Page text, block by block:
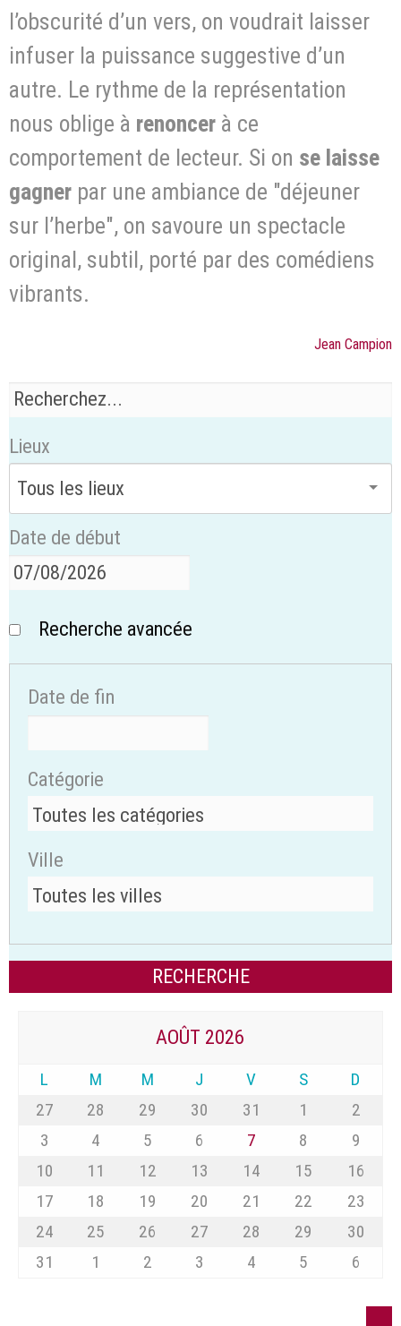
l’obscurité d’un vers, on voudrait laisser
infuser la puissance suggestive d’un
autre. Le rythme de la représentation
nous oblige à renoncer à ce
comportement de lecteur. Si on se laisse
gagner par une ambiance de "déjeuner
sur l’herbe", on savoure un spectacle
original, subtil, porté par des comédiens
vibrants.
Jean Campion
Lieux
Date de début
Recherche avancée
Date de fin
Catégorie
Ville
AOÛT 2026
L M M J V S
D
27
28 29 30 31 1
2
3
4 5 6 7 8
9
10
11 12 13 14 15
16
17
18 19 20 21 22
23
24
25 26 27 28 29
30
31
1 2 3 4 5 6